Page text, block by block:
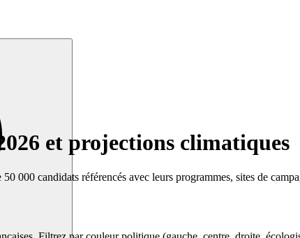
et projections climatiques
000 candidats référencés avec leurs programmes, sites de